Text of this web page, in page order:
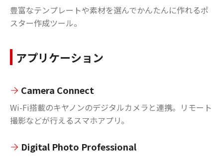
豊富なテンプレートや素材を選んでかんたんに作れるポ
スター作成ツール。
アプリケーション
Camera Connect
Wi-Fi搭載のキヤノンのデジタルカメラと連携。リモート
撮影などが行えるスマホアプリ。
Digital Photo Professional